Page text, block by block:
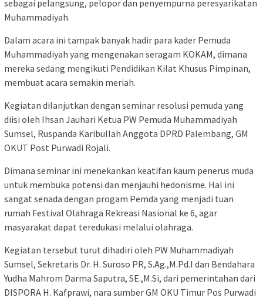
sebagai pelangsung, pelopor dan penyempurna peresyarikatan
Muhammadiyah.
Dalam acara ini tampak banyak hadir para kader Pemuda
Muhammadiyah yang mengenakan seragam KOKAM, dimana
mereka sedang mengikuti Pendidikan Kilat Khusus Pimpinan,
membuat acara semakin meriah.
Kegiatan dilanjutkan dengan seminar resolusi pemuda yang
diisi oleh Ihsan Jauhari Ketua PW Pemuda Muhammadiyah
Sumsel, Ruspanda Karibullah Anggota DPRD Palembang, GM
OKUT Post Purwadi Rojali.
Dimana seminar ini menekankan keatifan kaum penerus muda
untuk membuka potensi dan menjauhi hedonisme. Hal ini
sangat senada dengan progam Pemda yang menjadi tuan
rumah Festival Olahraga Rekreasi Nasional ke 6, agar
masyarakat dapat teredukasi melalui olahraga.
Kegiatan tersebut turut dihadiri oleh PW Muhammadiyah
Sumsel, Sekretaris Dr. H. Suroso PR, S.Ag.,M.Pd.I dan Bendahara
Yudha Mahrom Darma Saputra, SE.,M.Si, dari pemerintahan dari
DISPORA H. Kafprawi, nara sumber GM OKU Timur Pos Purwadi